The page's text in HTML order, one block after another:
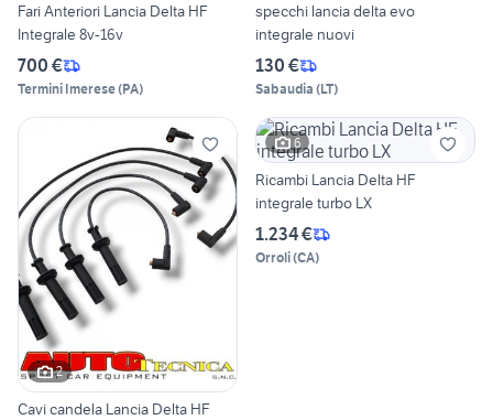
Fari Anteriori Lancia Delta HF
Integrale 8v-16v
700 €
Termini Imerese(PA)
specchi lancia delta evo
integrale nuovi
130 €
Sabaudia (LT)
2
Cavi candela Lancia Delta HF
6
Ricambi Lancia Delta HF
integrale turbo LX
1.234 €
Orroli(CA)